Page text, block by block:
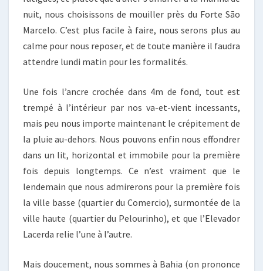
nuit, nous choisissons de mouiller près du Forte São
Marcelo. C’est plus facile à faire, nous serons plus au
calme pour nous reposer, et de toute manière il faudra
attendre lundi matin pour les formalités.
Une fois l’ancre crochée dans 4m de fond, tout est
trempé à l’intérieur par nos va-et-vient incessants,
mais peu nous importe maintenant le crépitement de
la pluie au-dehors. Nous pouvons enfin nous effondrer
dans un lit, horizontal et immobile pour la première
fois depuis longtemps. Ce n’est vraiment que le
lendemain que nous admirerons pour la première fois
la ville basse (quartier du Comercio), surmontée de la
ville haute (quartier du Pelourinho), et que l’Elevador
Lacerda relie l’une à l’autre.
Mais doucement, nous sommes à Bahia (on prononce